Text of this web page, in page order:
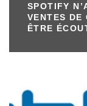
SPOTIFY
VENTES DE
ÊTRE